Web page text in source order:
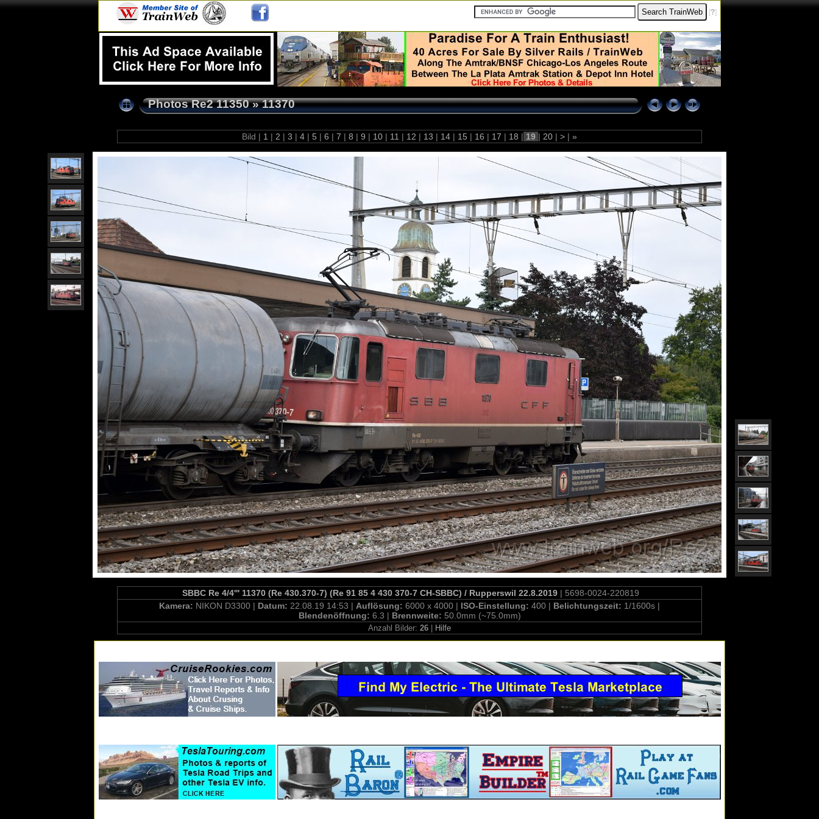
[?]
Photos Re2 11350»11370
Bild | 1 | 2 | 3 | 4 | 5 | 6 | 7 | 8 | 9 | 10 | 11 | 12 | 13 | 14 | 15 | 16 | 17 | 18 | 19 | 20 | > | »
SBBC Re 4/4''' 11370 (Re 430.370-7) (Re 91 85 4 430 370-7 CH-SBBC) / Rupperswil 22.8.2019 | 5698-0024-220819
Kamera: NIKON D3300 | Datum: 22.08.19 14:53 | Auflösung: 6000 x 4000 | ISO-Einstellung: 400 | Belichtungszeit: 1/1600s |
Blendenöffnung: 6.3 | Brennweite: 50.0mm (~75.0mm)
Anzahl Bilder: 26 Hilfe